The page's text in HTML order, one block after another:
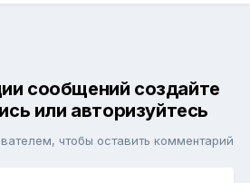
сообщений создайте
или авторизуйтесь
чтобы оставить комментарий